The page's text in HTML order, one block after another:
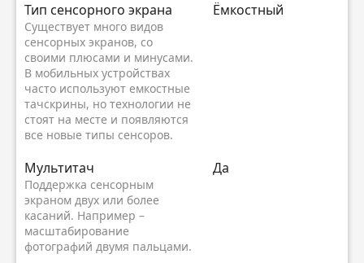
Тип сенсорного экрана
Существует много видов
сенсорных экранов, со
своими плюсами и минусами.
В мобильных устройствах
часто используют емкостные
тачскрины, но технологии не
стоят на месте и появляются
все новые типы сенсоров.
Ёмкостный
Мультитач
Поддержка сенсорным
экраном двух или более
касаний. Например –
масштабирование
фотографий двумя пальцами.
Да